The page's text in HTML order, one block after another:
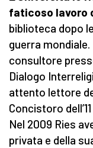
faticoso lavoro
biblioteca dopo
guerra
consultore
Dialogo
attento lettore
Concistoro
Nel 2009 Ries
privata e della